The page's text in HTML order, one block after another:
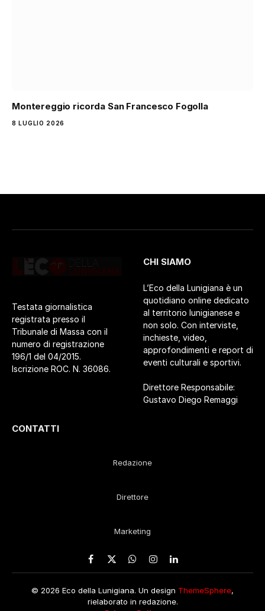
Montereggio ricorda San Francesco Fogolla
8 LUGLIO 2026
Testata giornalistica
registrata presso il
Tribunale di Massa con il
numero di registrazione
196/1 del 04/2015.
Iscrizione ROC. N. 36086.
CHI SIAMO
L’Eco della Lunigiana è un
quotidiano online dedicato
al territorio lunigianese e
non solo. Con interviste,
inchieste, video,
approfondimenti e report di
eventi culturali e sportivi.
Direttore Responsabile:
Gustavo Diego Remaggi
CONTATTI
Redazione
Direttore
Marketing
Facebook
X
WhatsApp
Instagram
LinkedIn
© 2026 Eco della Lunigiana. Un design ThemeSphere,
rielaborato in redazione.